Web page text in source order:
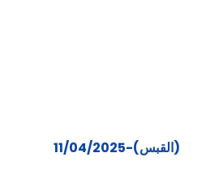
(القبس)-11/04/2025